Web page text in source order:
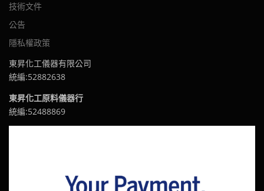
技術文件
公告
隱私權政策
東昇化工儀器有限公司
統編:52882638
東昇化工原料儀器行
統編:52488869